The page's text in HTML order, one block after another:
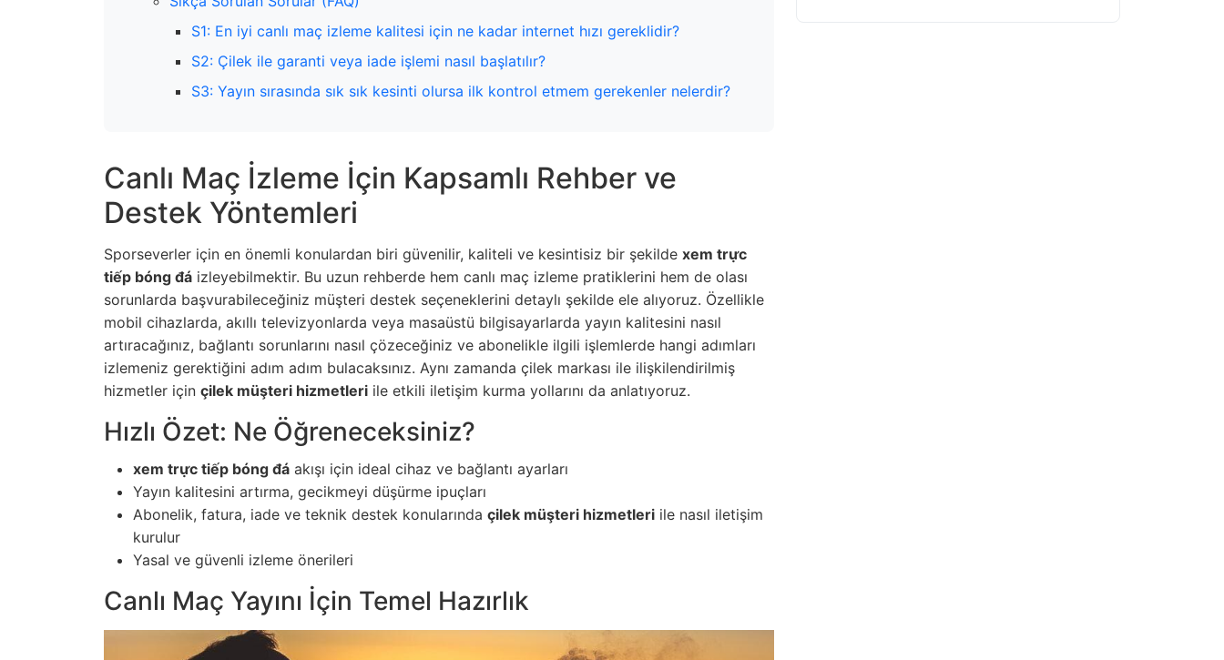
S1: En iyi canlı maç izleme kalitesi için ne kadar internet hızı gereklidir?
S2: Çilek ile garanti veya iade işlemi nasıl başlatılır?
S3: Yayın sırasında sık sık kesinti olursa ilk kontrol etmem gerekenler nelerdir?
Canlı Maç İzleme İçin Kapsamlı Rehber ve
Destek Yöntemleri
Sporseverler için en önemli konulardan biri güvenilir, kaliteli ve kesintisiz bir şekilde xem trực
tiếp bóng đá izleyebilmektir. Bu uzun rehberde hem canlı maç izleme pratiklerini hem de olası
sorunlarda başvurabileceğiniz müşteri destek seçeneklerini detaylı şekilde ele alıyoruz. Özellikle
mobil cihazlarda, akıllı televizyonlarda veya masaüstü bilgisayarlarda yayın kalitesini nasıl
artıracağınız, bağlantı sorunlarını nasıl çözeceğiniz ve abonelikle ilgili işlemlerde hangi adımları
izlemeniz gerektiğini adım adım bulacaksınız. Aynı zamanda çilek markası ile ilişkilendirilmiş
hizmetler için çilek müşteri hizmetleri ile etkili iletişim kurma yollarını da anlatıyoruz.
Hızlı Özet: Ne Öğreneceksiniz?
xem trực tiếp bóng đá akışı için ideal cihaz ve bağlantı ayarları
Yayın kalitesini artırma, gecikmeyi düşürme ipuçları
Abonelik, fatura, iade ve teknik destek konularında çilek müşteri hizmetleri ile nasıl iletişim
kurulur
Yasal ve güvenli izleme önerileri
Canlı Maç Yayını İçin Temel Hazırlık